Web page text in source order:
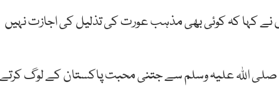
نے کہا کہ کوئی بھی مذہب عورت کی تذلیل کی اجازت نہیں
صلی اللہ علیہ وسلم سے جتنی محبت پاکستان کے لوگ کرتے